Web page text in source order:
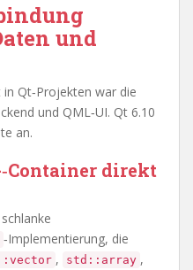
und
Qt‑Projekten war die
und QML‑UI. Qt 6.10
an.
direkt
‑Implementierung, die
, std::array ,